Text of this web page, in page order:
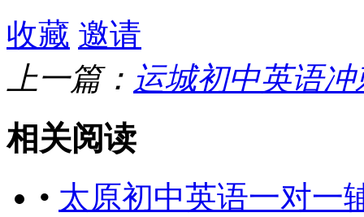
收藏 邀请
上一篇： 运城初中英语
相关阅读
• 太原初中英语一对一